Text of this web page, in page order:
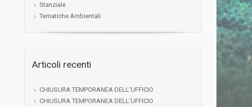
Stanziale
Tematiche Ambientali
Articoli recenti
CHIUSURA TEMPORANEA DELL’UFFICIO
CHIUSURA TEMPORANEA DELL’UFFICIO